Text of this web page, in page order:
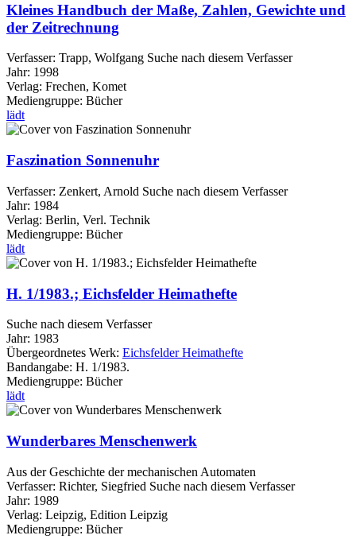
Kleines Handbuch der Maße, Zahlen, Gewichte und
der Zeitrechnung
Verfasser: Trapp, Wolfgang Suche nach diesem Verfasser
Jahr: 1998
Verlag: Frechen, Komet
Mediengruppe: Bücher
lädt
Faszination Sonnenuhr
Verfasser: Zenkert, Arnold Suche nach diesem Verfasser
Jahr: 1984
Verlag: Berlin, Verl. Technik
Mediengruppe: Bücher
lädt
H. 1/1983.; Eichsfelder Heimathefte
Suche nach diesem Verfasser
Jahr: 1983
Übergeordnetes Werk: Eichsfelder Heimathefte
Bandangabe: H. 1/1983.
Mediengruppe: Bücher
lädt
Wunderbares Menschenwerk
Aus der Geschichte der mechanischen Automaten
Verfasser: Richter, Siegfried Suche nach diesem Verfasser
Jahr: 1989
Verlag: Leipzig, Edition Leipzig
Mediengruppe: Bücher